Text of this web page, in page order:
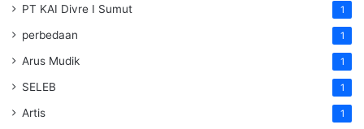
PT KAI Divre I Sumut 1
perbedaan 1
Arus Mudik 1
SELEB 1
Artis 1